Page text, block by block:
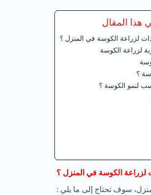
هذا المقال
لزراعة الكوسة في المنزل ؟
لزراعة الكوسة
؟
لنمو الكوسة ؟
لزراعة الكوسة في المنزل ؟
سوف تحتاج إلى ما يلي :